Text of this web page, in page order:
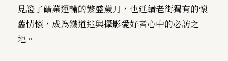
見證了礦業運輸的繁盛歲月，也延續老街獨有的懷
舊情懷，成為鐵道迷與攝影愛好者心中的必訪之
地。